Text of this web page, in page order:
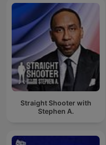
Straight Shooter with
Stephen A.